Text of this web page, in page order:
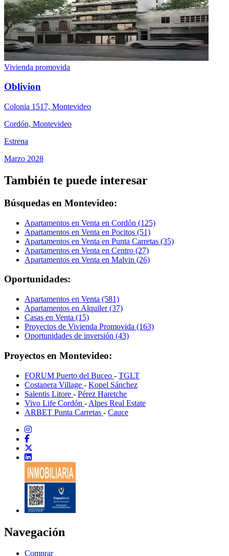
Vivienda promovida
Oblivion
Colonia 1517, Montevideo
Cordón, Montevideo
Estrena
Marzo 2028
También te puede interesar
Búsquedas en Montevideo:
Apartamentos en Venta en Cordón (125)
Apartamentos en Venta en Pocitos (51)
Apartamentos en Venta en Punta Carretas (35)
Apartamentos en Venta en Centro (27)
Apartamentos en Venta en Malvin (26)
Oportunidades:
Apartamentos en Venta (581)
Apartamentos en Alquiler (37)
Casas en Venta (15)
Proyectos de Vivienda Promovida (163)
Oportunidades de inversión (43)
Proyectos en Montevideo:
FORUM Puerto del Buceo - TGLT
Costanera Village - Kopel Sánchez
Salentis Litore - Pérez Haretche
Vivo Life Cordón - Alpes Real Estate
ARBET Punta Carretas - Cauce
Navegación
Comprar